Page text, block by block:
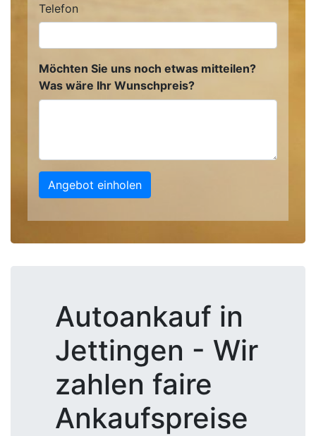
Telefon
Möchten Sie uns noch etwas mitteilen?
Was wäre Ihr Wunschpreis?
Angebot einholen
Autoankauf in
Jettingen - Wir
zahlen faire
Ankaufspreise